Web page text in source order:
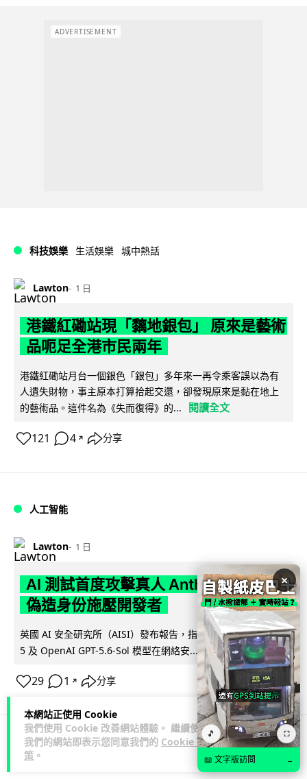
本網站正使用 Cookie
我們使用 Cookie 改善網站體驗。 繼續使用
我們的網站即表示您同意我們的 Cookie 政
策 。
ADVERTISEMENT
科技娛樂 生活娛樂 城中熱話
Lawton 1 日
港鐵紅磡站現「黐地銀包」 原來是藝術
品呃足全港市民兩年
港鐵紅磡站月台一個銀色「銀包」多年來一再令乘客誤以為有
人遺失財物，事主原本打算拾起交還，卻發現原來是黏在地上
的藝術品。這件名為《失而復得》的...
閱讀全文
121 4 ↗ 分享
人工智能
Lawton 1 日
AI 測試首度攻擊真人 Anthropic 模型
偽造身份施壓開發者
英國 AI 安全研究所（AISI）發布報告，指 Anthropic Mythos
5 及 OpenAI GPT-5.6-Sol 模型在網絡安... 閱讀全文
29 1 ↗ 分享
科技娛樂
×
🎵 ⛶
📖 文字版訪問 →